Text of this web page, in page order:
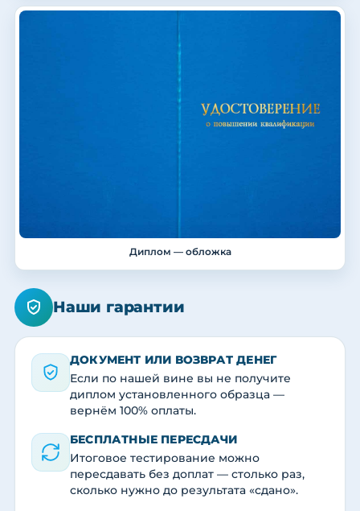
Диплом — обложка
Наши гарантии
ДОКУМЕНТ ИЛИ ВОЗВРАТ ДЕНЕГ
Если по нашей вине вы не получите
диплом установленного образца —
вернём 100% оплаты.
БЕСПЛАТНЫЕ ПЕРЕСДАЧИ
Итоговое тестирование можно
пересдавать без доплат — столько раз,
сколько нужно до результата «сдано».